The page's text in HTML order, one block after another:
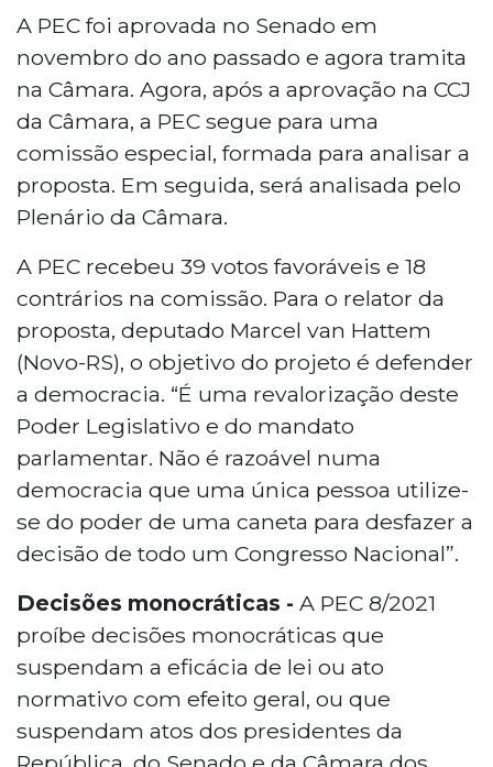
A PEC foi aprovada no Senado em
novembro do ano passado e agora tramita
na Câmara. Agora, após a aprovação na CCJ
da Câmara, a PEC segue para uma
comissão especial, formada para analisar a
proposta. Em seguida, será analisada pelo
Plenário da Câmara.
A PEC recebeu 39 votos favoráveis e 18
contrários na comissão. Para o relator da
proposta, deputado Marcel van Hattem
(Novo-RS), o objetivo do projeto é defender
a democracia. “É uma revalorização deste
Poder Legislativo e do mandato
parlamentar. Não é razoável numa
democracia que uma única pessoa utilize-
se do poder de uma caneta para desfazer a
decisão de todo um Congresso Nacional”.
Decisões monocráticas - A PEC 8/2021
proíbe decisões monocráticas que
suspendam a eficácia de lei ou ato
normativo com efeito geral, ou que
suspendam atos dos presidentes da